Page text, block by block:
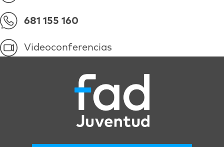
681 155 160
Videoconferencias